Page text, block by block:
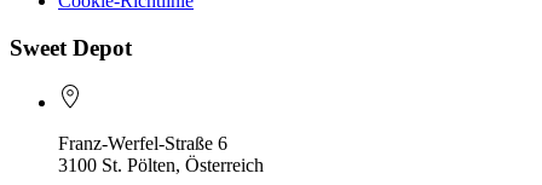
Sweet Depot
Franz-Werfel-Straße 6
3100 St. Pölten, Österreich